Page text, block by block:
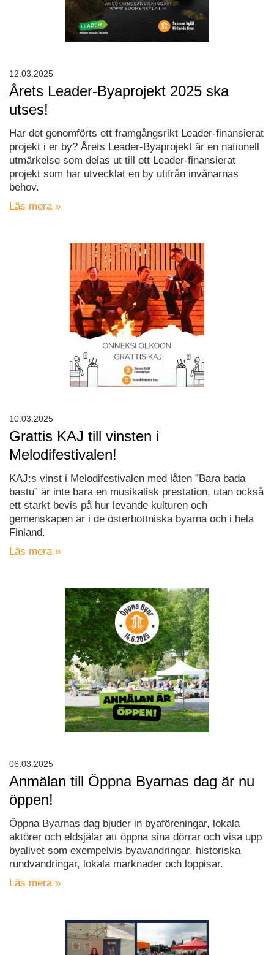
Årets Leader-Byaprojekt 2025 ska
utses!
Har det genomförts ett framgångsrikt Leader-finansierat
projekt i er by? Årets Leader-Byaprojekt är en nationell
utmärkelse som delas ut till ett Leader-finansierat
projekt som har utvecklat en by utifrån invånarnas
behov.
Läs mera »
12.03.2025
Grattis KAJ till vinsten i
Melodifestivalen!
KAJ:s vinst i Melodifestivalen med låten ”Bara bada
bastu” är inte bara en musikalisk prestation, utan också
ett starkt bevis på hur levande kulturen och
gemenskapen är i de österbottniska byarna och i hela
Finland.
Läs mera »
10.03.2025
Anmälan till Öppna Byarnas dag är nu
öppen!
Öppna Byarnas dag bjuder in byaföreningar, lokala
aktörer och eldsjälar att öppna sina dörrar och visa upp
byalivet som exempelvis byavandringar, historiska
rundvandringar, lokala marknader och loppisar.
Läs mera »
06.03.2025